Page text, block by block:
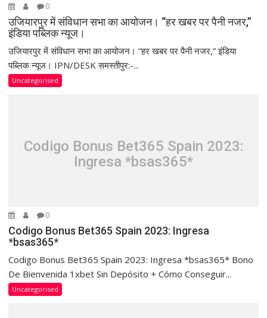
0
उजियारपुर में संविधान सभा का आयोजन। “हर खबर पर पैनी नजर,”
इंडिया पब्लिक न्यूज।
उजियारपुर में संविधान सभा का आयोजन। “हर खबर पर पैनी नजर,” इंडिया
पब्लिक न्यूज। IPN/DESK समस्तीपुर:-...
Uncategorised
Codigo Bonus Bet365 Spain 2023:
Ingresa *bsas365*
0
Codigo Bonus Bet365 Spain 2023: Ingresa
*bsas365*
Codigo Bonus Bet365 Spain 2023: Ingresa *bsas365* Bono
De Bienvenida 1xbet Sin Depósito + Cómo Conseguir...
Uncategorised